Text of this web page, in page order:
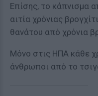
Επίσης, το κάπνισμα
αιτία χρόνιας
θανάτου από χρόνια
Μόνο στις ΗΠΑ κάθε
άνθρωποι από το